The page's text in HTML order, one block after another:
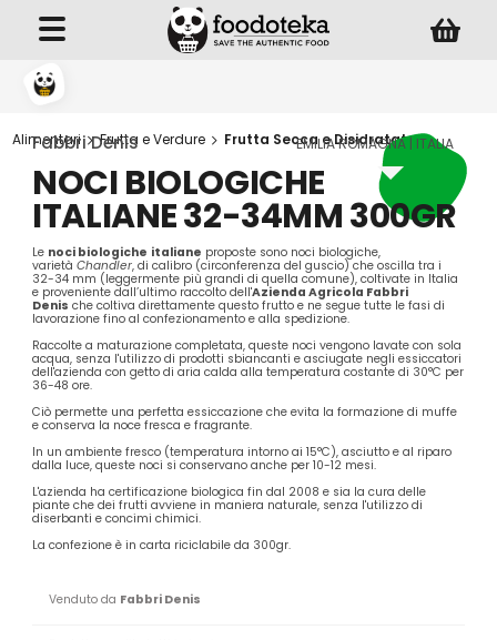
Alimentari Frutta e Verdure Frutta Secca e Disidratata
Fabbri Denis EMILIA ROMAGNA | ITALIA
NOCI BIOLOGICHE
ITALIANE 32-34MM 300GR
Le noci biologiche italiane proposte sono noci biologiche,
varietàChandler, di calibro (circonferenza del guscio) che oscilla tra i
32-34 mm (leggermente più grandi di quella comune), coltivate in Italia
e proveniente dall’ultimo raccolto dell'Azienda Agricola Fabbri
Denis che coltiva direttamente questo frutto e ne segue tutte le fasi di
lavorazione fino al confezionamento e alla spedizione.
Raccolte a maturazione completata, queste noci vengono lavate con sola
acqua, senza l'utilizzo di prodotti sbiancanti e asciugate negli essiccatori
dell'azienda con getto di aria calda alla temperatura costante di 30°C per
36-48 ore.
Ciò permette una perfetta essiccazione che evita la formazione di muffe
e conserva la noce fresca e fragrante.
In un ambiente fresco (temperatura intorno ai 15°C), asciutto e al riparo
dalla luce, queste noci si conservano anche per 10-12 mesi.
L'azienda ha certificazione biologica fin dal 2008 e sia la cura delle
piante che dei frutti avviene in maniera naturale, senza l'utilizzo di
diserbanti e concimi chimici.
La confezione è in carta riciclabile da 300gr.
Venduto da Fabbri Denis